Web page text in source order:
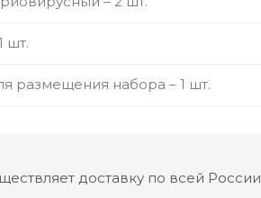
шт.
размещения набора – 1 шт.
доставку по всей России